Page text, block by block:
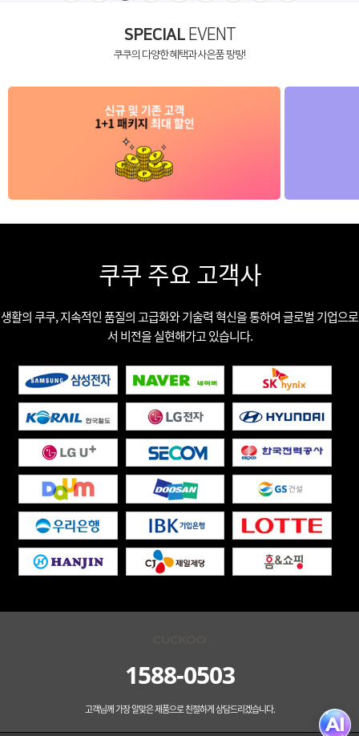
SPECIALEVENT
쿠쿠의 다양한 혜택과 사은품 팡팡!
쿠쿠 주요 고객사
생활의 쿠쿠, 지속적인 품질의 고급화와 기술력 혁신을 통하여 글로벌 기업으로
서 비전을 실현해가고 있습니다.
1588-0503
고객님께 가장 알맞은 제품으로 친절하게 상담드리겠습니다.